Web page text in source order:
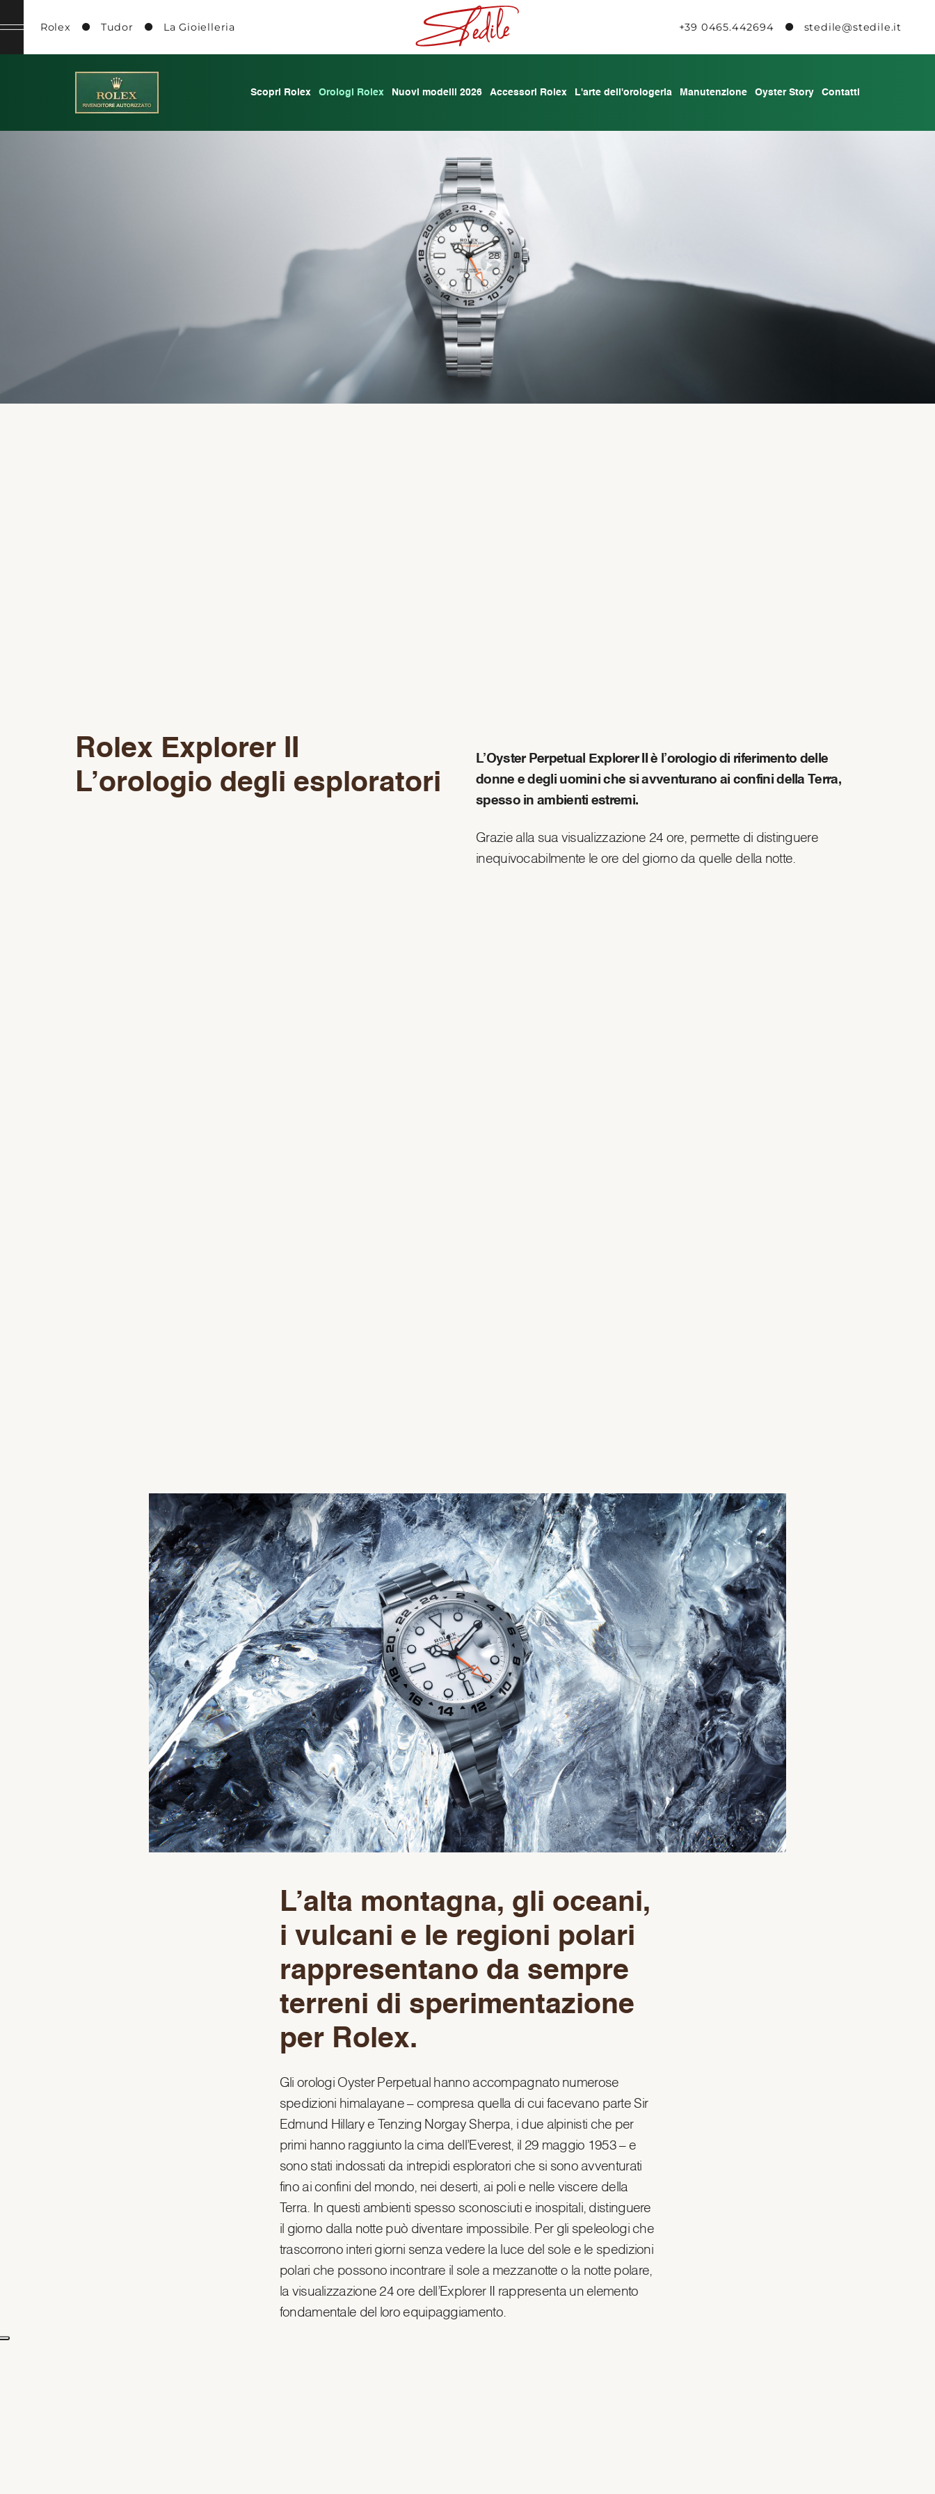
Rolex Tudor La Gioielleria +39 0465.442694 stedile@stedile.it
Scopri Rolex Orologi Rolex Nuovi modelli 2026 Accessori Rolex L'arte dell'orologeria Manutenzione Oyster Story Contatti
Rolex Explorer II
L’orologio degli esploratori
L’Oyster Perpetual Explorer II è l’orologio di riferimento delle
donne e degli uomini che si avventurano ai confini della Terra,
spesso in ambienti estremi.
Grazie alla sua visualizzazione 24 ore, permette di distinguere
inequivocabilmente le ore del giorno da quelle della notte.
L’alta montagna, gli oceani,
i vulcani e le regioni polari
rappresentano da sempre
terreni di sperimentazione
per Rolex.
Gli orologi Oyster Perpetual hanno accompagnato numerose
spedizioni himalayane – compresa quella di cui facevano parte Sir
Edmund Hillary e Tenzing Norgay Sherpa, i due alpinisti che per
primi hanno raggiunto la cima dell’Everest, il 29 maggio 1953 – e
sono stati indossati da intrepidi esploratori che si sono avventurati
fino ai confini del mondo, nei deserti, ai poli e nelle viscere della
Terra. In questi ambienti spesso sconosciuti e inospitali, distinguere
il giorno dalla notte può diventare impossibile. Per gli speleologi che
trascorrono interi giorni senza vedere la luce del sole e le spedizioni
polari che possono incontrare il sole a mezzanotte o la notte polare,
la visualizzazione 24 ore dell’Explorer II rappresenta un elemento
fondamentale del loro equipaggiamento.